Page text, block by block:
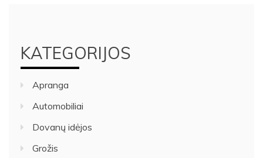
KATEGORIJOS
Apranga
Automobiliai
Dovanų idėjos
Grožis